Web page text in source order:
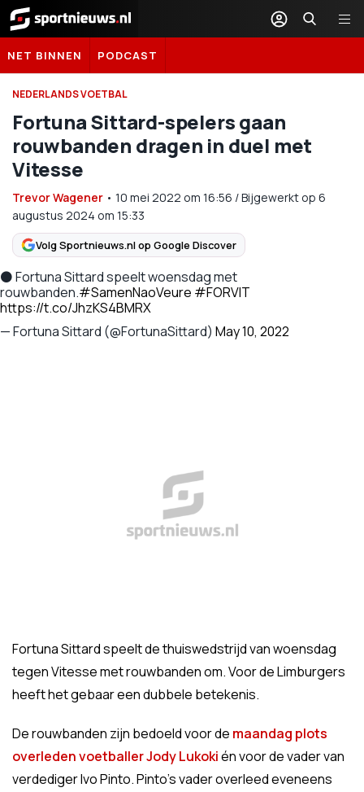
Sportnieuws.nl
NET BINNEN PODCAST
NEDERLANDS VOETBAL
Fortuna Sittard-spelers gaan
rouwbanden dragen in duel met
Vitesse
Trevor Wagener • 10 mei 2022 om 16:56 /Bijgewerkt op 6
augustus 2024 om 15:33
Volg Sportnieuws.nl op Google Discover
⚫️ Fortuna Sittard speelt woensdag met
rouwbanden.#SamenNaoVeure #FORVIT
https://t.co/JhzKS4BMRX
— Fortuna Sittard (@FortunaSittard) May 10, 2022
Fortuna Sittard speelt de thuiswedstrijd van woensdag
tegen Vitesse met rouwbanden om. Voor de Limburgers
heeft het gebaar een dubbele betekenis.
De rouwbanden zijn bedoeld voor de maandag plots
overleden voetballer Jody Lukokién voor de vader van
verdediger Ivo Pinto. Pinto's vader overleed eveneens